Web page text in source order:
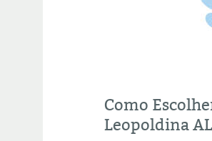
Como
Leopoldina AL